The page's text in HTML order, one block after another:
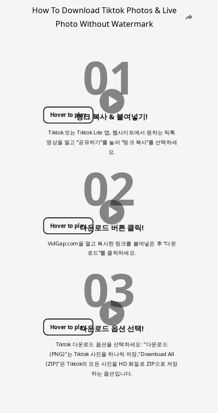
How To Download Tiktok Photos & Live
Photo Without Watermark
01
Hover to play링크 복사 & 붙여넣기!
Tiktok 또는 Tiktok Lite 앱, 웹사이트에서 원하는 틱톡
영상을 열고 “공유하기”를 눌러 “링크 복사”를 선택하세
요.
02
Hover to play다운로드 버튼 클릭!
VidGap.com을 열고 복사한 링크를 붙여넣은 후 “다운
로드”를 클릭하세요.
03
Hover to play다운로드 옵션 선택!
Tiktok 다운로드 옵션을 선택하세요: "다운로드
(PNG)"는 Tiktok 사진을 하나씩 저장,"Download All
(ZIP)"은 Tiktok의 모든 사진을 HD 화질로 ZIP으로 저장
하는 옵션입니다.